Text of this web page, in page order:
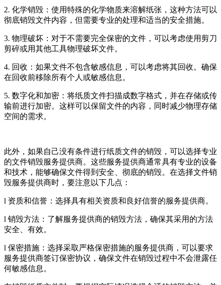
2. 化学销毁：使用特殊的化学物质来溶解纸张，这种方法可以
彻底销毁文件内容，但需要专业的处理和适当的安全措施。
3. 物理破坏：对于不需要完全保密的文件，可以考虑使用剪刀
剪碎或用其他工具物理破坏文件。
4. 回收：如果文件不包含敏感信息，可以考虑将其回收。确保
在回收前移除所有个人或敏感信息。
5. 数字化和加密：将纸质文件扫描成数字格式，并在存储或传
输前进行加密。这样可以保留文件的内容，同时减少物理存储
空间的需求。
此外，如果自己没有条件进行纸质文件的销毁，可以选择专业
的文件销毁服务提供商。这些服务提供商通常具有专业的设备
和技术，能够确保文件得到安全、彻底的销毁。在选择文件销
毁服务提供商时，要注意以下几点：
l 资质和信誉：选择具有相关资质和良好信誉的服务提供商。
l 销毁方法：了解服务提供商的销毁方法，确保其采用的方法
安全、有效。
l 保密措施：选择采取严格保密措施的服务提供商，可以要求
服务提供商签订保密协议，确保文件在销毁过程中不会泄露任
何敏感信息。